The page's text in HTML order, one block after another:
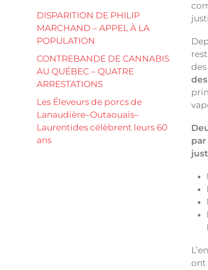
ont
DISPARITION DE PHILIP
MARCHAND – APPEL À LA
POPULATION
CONTREBANDE DE CANNABIS
AU QUÉBEC – QUATRE
ARRESTATIONS
Les Éleveurs de porcs de
Lanaudière–Outaouais–
Laurentides célèbrent leurs 60
ans